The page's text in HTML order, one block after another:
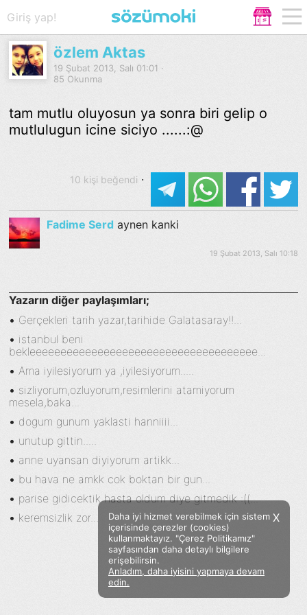
Facebook Twitter Instagram
Sözümoki © 2020 - V.8
Giriş yap!
özlem Aktas
19 Şubat 2013, Salı 01:01 ·
85 Okunma
tam mutlu oluyosun ya sonra biri gelip o
mutlulugun icine siciyo ......:@
10 kişi beğendi ·
Fadime Serd aynen kanki
19 Şubat 2013, Salı 10:18
Yazarın diğer paylaşımları;
• Gerçekleri tarih yazar,tarihide Galatasaray!!...
• istanbul beni
bekleeeeeeeeeeeeeeeeeeeeeeeeeeeeeeeeeeeee...
•Ama iyilesiyorum ya ,iyilesiyorum.....
• sizliyorum,ozluyorum,resimlerini atamiyorum
mesela,baka...
• dogum gunum yaklasti hanniiii...
• unutup gittin.....
• anne uyansan diyiyorum artikk...
• bu hava ne amkk cok boktan bir gun...
• parise gidicektik hasta oldum diye gitmedik :((...
• keremsizlik zor... X
Daha iyi hizmet verebilmek için sistem
içerisinde çerezler (cookies)
kullanmaktayız. "Çerez Politikamız"
sayfasından daha detaylı bilgilere
erişebilirsin.
Anladım, daha iyisini yapmaya devam
edin.